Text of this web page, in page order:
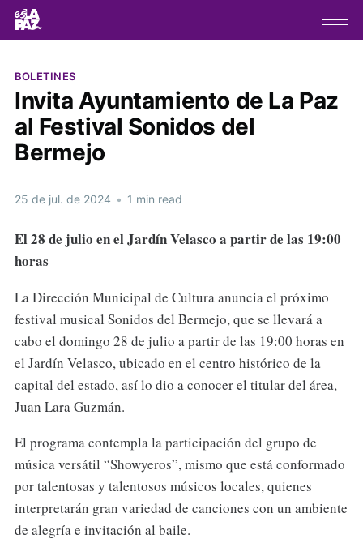
BOLETINES
Invita Ayuntamiento de La Paz
al Festival Sonidos del
Bermejo
25 de jul. de 2024 • 1 min read
El 28 de julio en el Jardín Velasco a partir de las 19:00
horas
La Dirección Municipal de Cultura anuncia el próximo
festival musical Sonidos del Bermejo, que se llevará a
cabo el domingo 28 de julio a partir de las 19:00 horas en
el Jardín Velasco, ubicado en el centro histórico de la
capital del estado, así lo dio a conocer el titular del área,
Juan Lara Guzmán.
El programa contempla la participación del grupo de
música versátil “Showyeros”, mismo que está conformado
por talentosas y talentosos músicos locales, quienes
interpretarán gran variedad de canciones con un ambiente
de alegría e invitación al baile.